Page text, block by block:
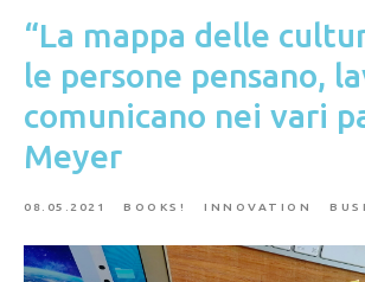
“La mappa delle
le persone pensano,
comunicano nei vari
Meyer
08.05.2021 BOOKS! INNOVATION